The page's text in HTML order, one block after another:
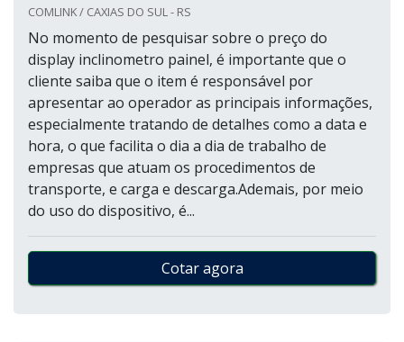
COMLINK / CAXIAS DO SUL - RS
No momento de pesquisar sobre o preço do
display inclinometro painel, é importante que o
cliente saiba que o item é responsável por
apresentar ao operador as principais informações,
especialmente tratando de detalhes como a data e
hora, o que facilita o dia a dia de trabalho de
empresas que atuam os procedimentos de
transporte, e carga e descarga.Ademais, por meio
do uso do dispositivo, é...
Cotar agora